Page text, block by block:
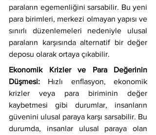
paraların egemenliğini sarsabilir. Bu yeni
para birimleri, merkezi olmayan yapısı ve
sınırlı düzenlemeleri nedeniyle ulusal
paraların karşısında alternatif bir değer
deposu olarak ortaya çıkabilir.
Ekonomik Krizler ve Para Değerinin
Düşmesi: Hızlı enﬂasyon, ekonomik
krizler veya para biriminin değer
kaybetmesi gibi durumlar, insanların
güvenini ulusal paraya karşı sarsabilir. Bu
durumda, insanlar ulusal paraya olan